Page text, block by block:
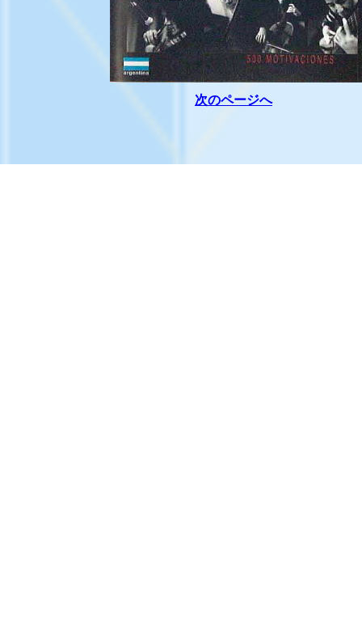
次のページへ